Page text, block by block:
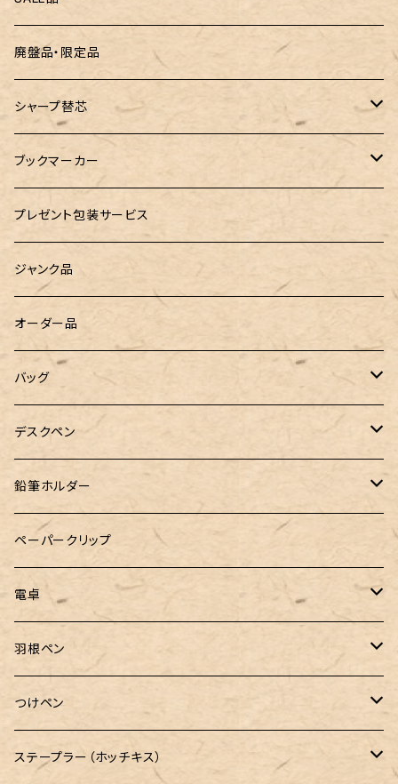
ROMEO（ロメオ）
こぶた工房
島田小割製材所
Ystudio（ワイスタジオ）
LOGステーショナリー
WATERMAN（ウォーターマン）
工房sokoharo（そこはろ）
跳び箱小物入れ
バランスゲーム（3種の木のおもちゃ）
どんぐりころころ（木のおもちゃ）
ラジオメーター
Tempo Drop（テンポドロップ）
グラスマーカー
バッグハンガー
廃盤品・限定品
シャープ替芯
ぺんてる
廃盤品 Ain シュタイン 0.3
廃盤品 Ain シュタイン 0.2
ブックマーカー
ペーパーペン by if
プレゼント包装サービス
ジャンク品
オーダー品
バッグ
&Liebe(アンドリーベ)
デスクペン
24季 スタビライズドウッド
鉛筆ホルダー
LOGステーショナリー
ペーパークリップ
電卓
CASIO（カシオ）
羽根ペン
ボルトレッティ
ルビナート
つけペン
ボルトレッティ
ステープラー（ホッチキス）